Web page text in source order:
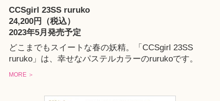
CCSgirl 23SS ruruko
24,200円（税込）
2023年5月発売予定
どこまでもスイートな春の妖精。「CCSgirl 23SS
ruruko」は、幸せなパステルカラーのrurukoです。
MORE ＞